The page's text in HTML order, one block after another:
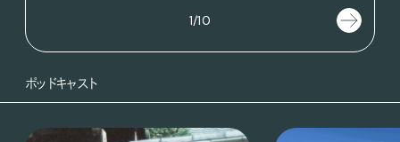
1/10
ポッドキャスト